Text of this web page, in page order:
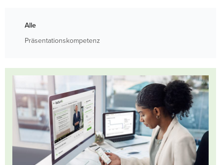
Alle
Präsentationskompetenz